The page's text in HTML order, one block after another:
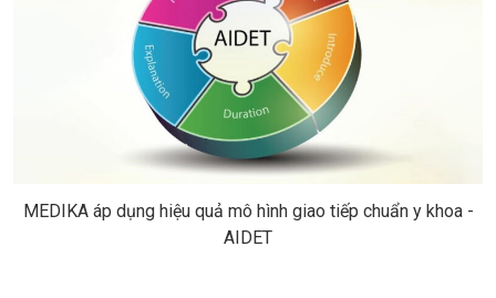
MEDIKA áp dụng hiệu quả mô hình giao tiếp chuẩn y khoa -
AIDET